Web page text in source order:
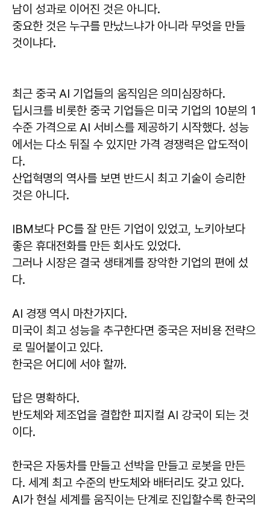
남이 성과로 이어진 것은 아니다.
중요한 것은 누구를 만났느냐가 아니라 무엇을 만들
것이냐다.
최근 중국 AI 기업들의 움직임은 의미심장하다.
딥시크를 비롯한 중국 기업들은 미국 기업의 10분의 1
수준 가격으로 AI 서비스를 제공하기 시작했다. 성능
에서는 다소 뒤질 수 있지만 가격 경쟁력은 압도적이
다.
산업혁명의 역사를 보면 반드시 최고 기술이 승리한
것은 아니다.
IBM보다 PC를 잘 만든 기업이 있었고, 노키아보다
좋은 휴대전화를 만든 회사도 있었다.
그러나 시장은 결국 생태계를 장악한 기업의 편에 섰
다.
AI 경쟁 역시 마찬가지다.
미국이 최고 성능을 추구한다면 중국은 저비용 전략으
로 밀어붙이고 있다.
한국은 어디에 서야 할까.
답은 명확하다.
반도체와 제조업을 결합한 피지컬 AI 강국이 되는 것
이다.
한국은 자동차를 만들고 선박을 만들고 로봇을 만든
다. 세계 최고 수준의 반도체와 배터리도 갖고 있다.
AI가 현실 세계를 움직이는 단계로 진입할수록 한국의